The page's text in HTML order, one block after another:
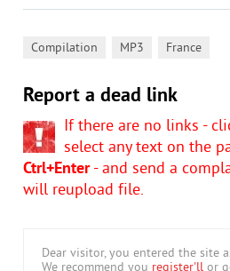
Compilation MP3 France
Report a dead link
If there are no links -
select any text on the
Ctrl+Enter- and send a
will reupload file.
Dear visitor, you entered the site
We recommend you register'll or